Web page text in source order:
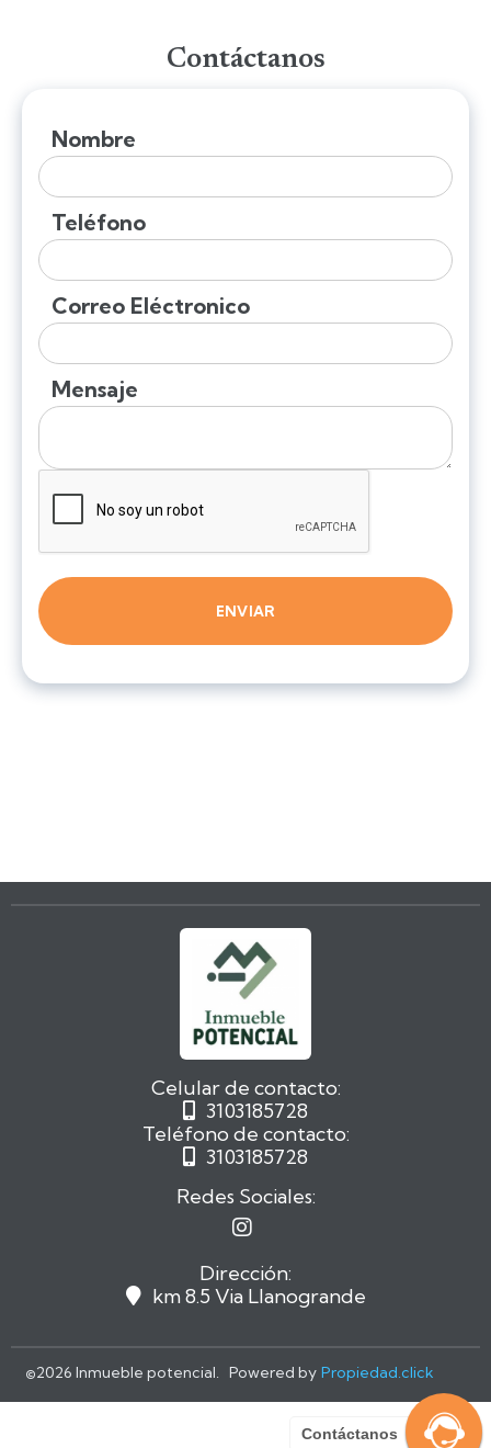
Contáctanos
Nombre
Teléfono
Correo Eléctronico
Mensaje
Celular de contacto:

3103185728
Teléfono de contacto:

3103185728
Redes Sociales:

Dirección:
 km 8.5 Via Llanogrande
©2026 Inmueble potencial. Powered by Propiedad.click
Contáctanos